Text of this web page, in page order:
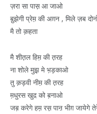
ज़रा सा पास़ आ जाओ
बु़झेगी प्रेम़ की अग़न , मिले ज़ब
मै तो क़हता
मै शीत़ल हिम़ की त़रह
ना शोले मुझ़ मे भ़ड़काओ
तु क़ड़वी नीम़ की त़रह
म़धुरस खुद़ को ब़नाओ
जब़ करेगे हम़ रस़ पाऩ भीग़ जायेगे